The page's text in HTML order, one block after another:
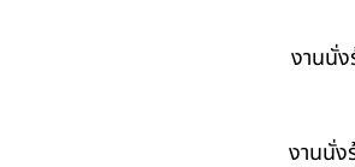
งานนั่
งานนั่ง